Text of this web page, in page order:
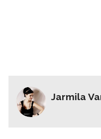
Jarmila